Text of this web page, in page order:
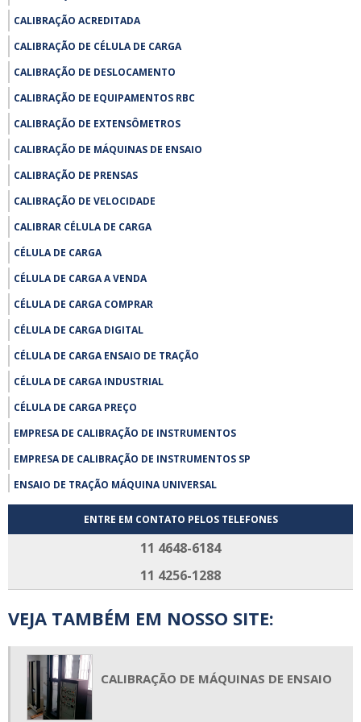
CALIBRAÇÃO ACREDITADA
CALIBRAÇÃO DE CÉLULA DE CARGA
CALIBRAÇÃO DE DESLOCAMENTO
CALIBRAÇÃO DE EQUIPAMENTOS RBC
CALIBRAÇÃO DE EXTENSÔMETROS
CALIBRAÇÃO DE MÁQUINAS DE ENSAIO
CALIBRAÇÃO DE PRENSAS
CALIBRAÇÃO DE VELOCIDADE
CALIBRAR CÉLULA DE CARGA
CÉLULA DE CARGA
CÉLULA DE CARGA A VENDA
CÉLULA DE CARGA COMPRAR
CÉLULA DE CARGA DIGITAL
CÉLULA DE CARGA ENSAIO DE TRAÇÃO
CÉLULA DE CARGA INDUSTRIAL
CÉLULA DE CARGA PREÇO
EMPRESA DE CALIBRAÇÃO DE INSTRUMENTOS
EMPRESA DE CALIBRAÇÃO DE INSTRUMENTOS SP
ENSAIO DE TRAÇÃO MÁQUINA UNIVERSAL
EXTENSÔMETRO PREÇO
FORNECEDOR CÉLULA DE CARGA
LABORATÓRIO DE CALIBRAÇÃO RBC
MANUTENÇÃO DE EXTENSÔMETROS
MANUTENÇÃO EM CÉLULA DE CARGA
MANUTENÇÃO EM DINAMÔMETRO
ENTRE EM CONTATO PELOS TELEFONES
11 4648-6184
11 4256-1288
VEJA TAMBÉM EM NOSSO SITE:
CALIBRAÇÃO DE MÁQUINAS DE ENSAIO